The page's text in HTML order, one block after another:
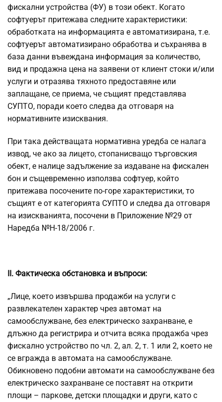
фискални устройства (ФУ) в този обект. Когато
софтуерът притежава следните характеристики:
обработката на информацията е автоматизирана, т.е.
софтуерът автоматизирано обработва и съхранява в
база данни въвеждана информация за количество,
вид и продажна цена на заявени от клиент стоки и/или
услуги и отразява тяхното предоставяне или
заплащане, се приема, че същият представлява
СУПТО, поради което следва да отговаря на
нормативните изисквания.
При така действащата нормативна уредба се налага
извод, че ако за лицето, стопанисващо търговския
обект, е налице задължение за издаване на фискален
бон и същевременно използва софтуер, който
притежава посочените по-горе характеристики, то
същият е от категорията СУПТО и следва да отговаря
на изискванията, посочени в Приложение №29 от
Наредба №Н-18/2006 г.
ІІ. Фактическа обстановка и въпроси:
„Лице, което извършва продажби на услуги с
развлекателен характер чрез автомат на
самообслужване, без електрическо захранване, е
длъжно да регистрира и отчита всяка продажба чрез
фискално устройство по чл. 2, ал. 2, т. 1 или 2, което не
се вгражда в автомата на самообслужване.
Обикновено подобни автомати на самообслужване без
електрическо захранване се поставят на открити
площи – паркове, детски площадки и други, като с